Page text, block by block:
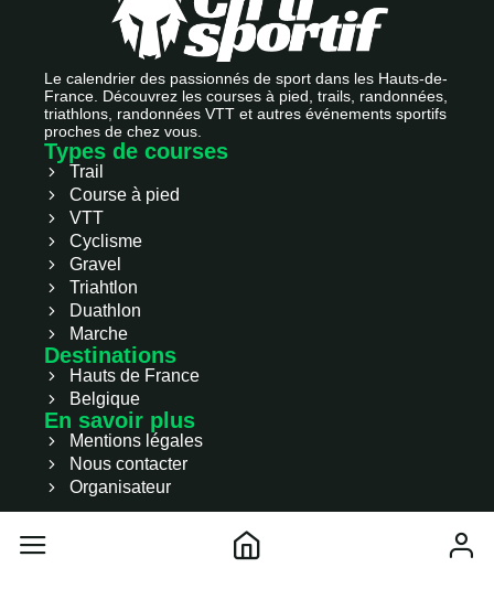
Le calendrier des passionnés de sport dans les Hauts-de-
France. Découvrez les courses à pied, trails, randonnées,
triathlons, randonnées VTT et autres événements sportifs
proches de chez vous.
Types de courses
Trail
Course à pied
VTT
Cyclisme
Gravel
Triahtlon
Duathlon
Marche
Destinations
Hauts de France
Belgique
En savoir plus
Mentions légales
Nous contacter
Organisateur